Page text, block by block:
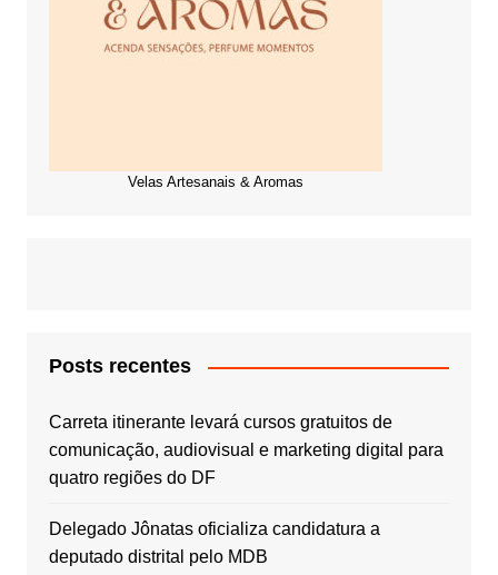
Velas Artesanais & Aromas
Posts recentes
Carreta itinerante levará cursos gratuitos de
comunicação, audiovisual e marketing digital para
quatro regiões do DF
Delegado Jônatas oficializa candidatura a
deputado distrital pelo MDB